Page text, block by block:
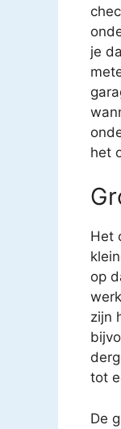
je
het
Het
op
zijn
tot
De